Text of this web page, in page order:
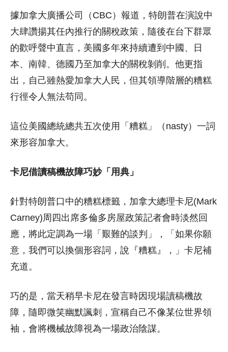
據加拿大廣播公司（CBC）報道，特朗普在演說中
大肆讚揚其任內推行的關稅政策，隨後在台下群眾
的歡呼聲中直言，美國多年來持續遭到中國、日
本、南韓、德國乃至加拿大的關稅剝削。他更指
出，自己雖熱愛加拿大人民，但其領導階層的糟糕
行徑令人無法苟同。
這位美國總統總共五次使用「糟糕」（nasty）一詞
來形容加拿大。
卡尼借讀稿機故障巧妙「用典」
針對特朗普口中的糟糕標籤，加拿大總理卡尼(Mark
Carney)周四出席多倫多房屋政策記者會時淡然回
應，將此定調為一場「艱難的談判」，「如果你願
意，我們可以換個形容詞，說『糟糕』，」卡尼補
充道。
巧的是，當天稍早卡尼在發言時因現場讀稿機故
障，隨即微笑幽默諷刺，宣稱自己不像某位世界領
袖，會將機械故障視為一場政治陰謀。